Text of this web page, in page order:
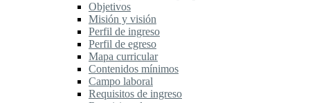
Objetivos
Misión y visión
Perfil de ingreso
Perfil de egreso
Mapa curricular
Contenidos mínimos
Campo laboral
Requisitos de ingreso